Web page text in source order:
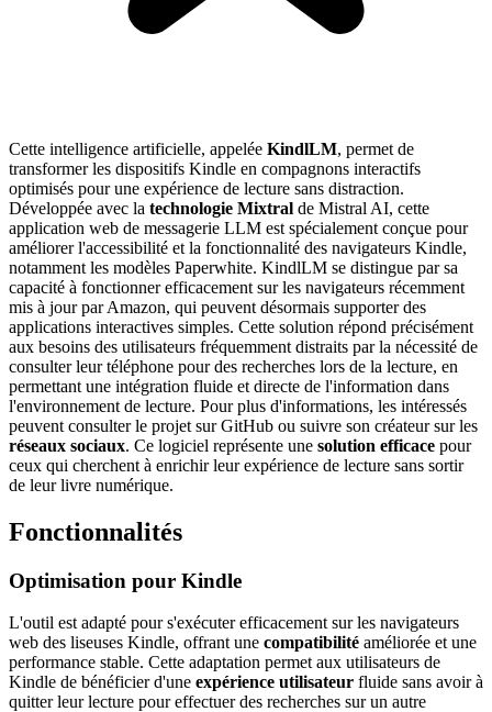
Cette intelligence artificielle, appelée KindlLM, permet de
transformer les dispositifs Kindle en compagnons interactifs
optimisés pour une expérience de lecture sans distraction.
Développée avec la technologie Mixtral de Mistral AI, cette
application web de messagerie LLM est spécialement conçue pour
améliorer l'accessibilité et la fonctionnalité des navigateurs Kindle,
notamment les modèles Paperwhite. KindlLM se distingue par sa
capacité à fonctionner efficacement sur les navigateurs récemment
mis à jour par Amazon, qui peuvent désormais supporter des
applications interactives simples. Cette solution répond précisément
aux besoins des utilisateurs fréquemment distraits par la nécessité de
consulter leur téléphone pour des recherches lors de la lecture, en
permettant une intégration fluide et directe de l'information dans
l'environnement de lecture. Pour plus d'informations, les intéressés
peuvent consulter le projet sur GitHub ou suivre son créateur sur les
réseaux sociaux. Ce logiciel représente une solution efficace pour
ceux qui cherchent à enrichir leur expérience de lecture sans sortir
de leur livre numérique.
Fonctionnalités
Optimisation pour Kindle
L'outil est adapté pour s'exécuter efficacement sur les navigateurs
web des liseuses Kindle, offrant une compatibilité améliorée et une
performance stable. Cette adaptation permet aux utilisateurs de
Kindle de bénéficier d'une expérience utilisateur fluide sans avoir à
quitter leur lecture pour effectuer des recherches sur un autre